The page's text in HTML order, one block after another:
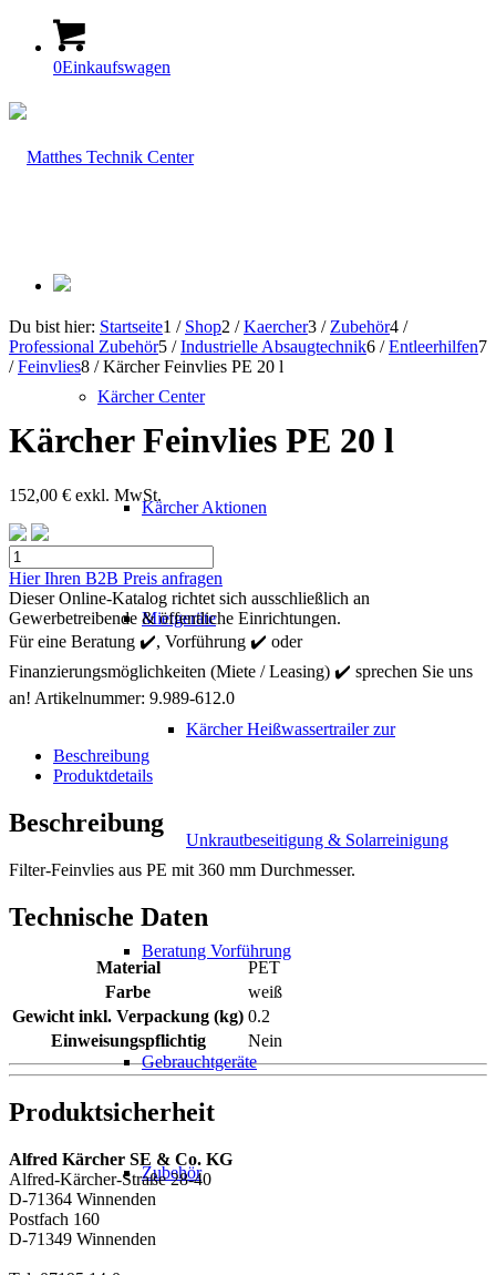
0Einkaufswagen
Kärcher Center
Kärcher Aktionen
Mietgeräte
Kärcher Heißwassertrailer zur
Unkrautbeseitigung & Solarreinigung
Beratung Vorführung
Gebrauchtgeräte
Zubehör
Du bist hier: Startseite1 / Shop2 / Kaercher3 / Zubehör4 /
Professional Zubehör5 / Industrielle Absaugtechnik6 / Entleerhilfen7
/ Feinvlies8 / Kärcher Feinvlies PE 20 l
Kärcher Feinvlies PE 20 l
152,00 € exkl. MwSt.
Kärcher
Feinvlies
PE
20
l
Menge
Hier Ihren B2B Preis anfragen
Dieser Online-Katalog richtet sich ausschließlich an
Gewerbetreibende & öffentliche Einrichtungen.
Für eine Beratung ✔️, Vorführung ✔️ oder
Finanzierungsmöglichkeiten (Miete / Leasing) ✔️ sprechen Sie uns
an! Artikelnummer: 9.989-612.0
Beschreibung
Produktdetails
Beschreibung
Filter-Feinvlies aus PE mit 360 mm Durchmesser.
Technische Daten
Material
PET
Farbe
weiß
Gewicht inkl. Verpackung (kg) 0.2
Einweisungspflichtig
Nein
Produktsicherheit
Alfred Kärcher SE & Co. KG
Alfred-Kärcher-Straße 28-40
D-71364 Winnenden
Postfach 160
D-71349 Winnenden